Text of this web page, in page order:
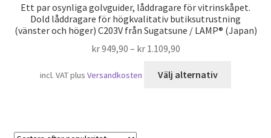
Ett par osynliga golvguider, låddragare för vitrinskåpet.
Dold låddragare för högkvalitativ butiksutrustning
(vänster och höger) C203V från Sugatsune / LAMP® (Japan)
kr949,90 – kr1.109,90
incl. VATplus Versandkosten Välj alternativ